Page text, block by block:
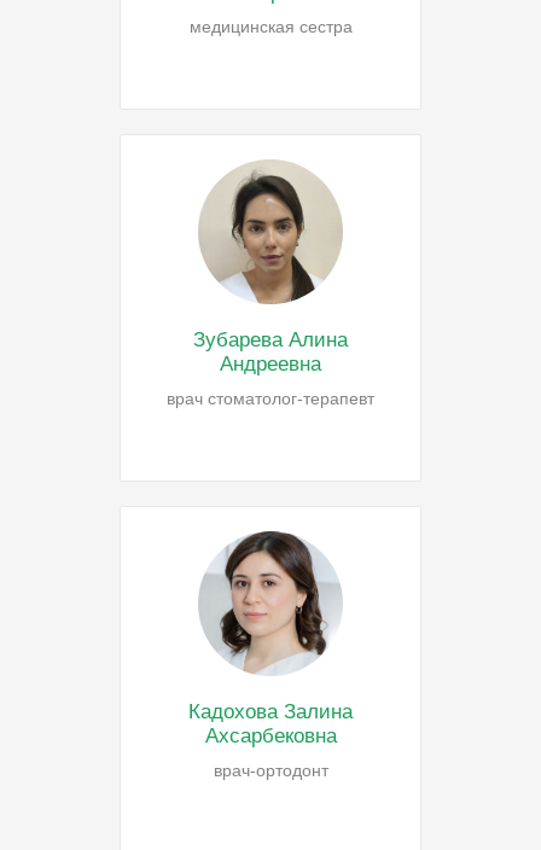
медицинская сестра
Зубарева Алина
Андреевна
врач стоматолог-терапевт
Кадохова Залина
Ахсарбековна
врач-ортодонт